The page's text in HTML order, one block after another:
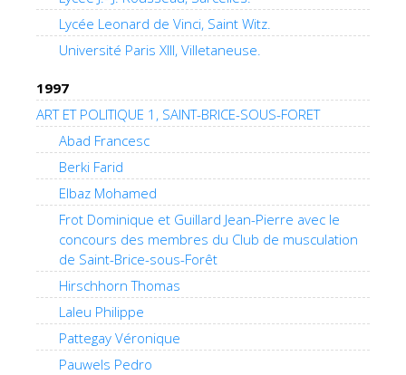
Lycée Leonard de Vinci, Saint Witz.
Université Paris XIII, Villetaneuse.
1997
ART ET POLITIQUE 1, SAINT-BRICE-SOUS-FORET
Abad Francesc
Berki Farid
Elbaz Mohamed
Frot Dominique et Guillard Jean-Pierre avec le
concours des membres du Club de musculation
de Saint-Brice-sous-Forêt
Hirschhorn Thomas
Laleu Philippe
Pattegay Véronique
Pauwels Pedro